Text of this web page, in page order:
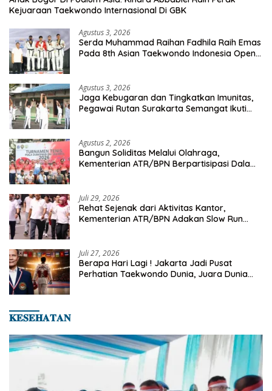
Kejuaraan Taekwondo Internasional Di GBK
Agustus 3, 2026
Serda Muhammad Raihan Fadhila Raih Emas
Pada 8th Asian Taekwondo Indonesia Open
Agustus 3, 2026
Jaga Kebugaran dan Tingkatkan Imunitas,
Pegawai Rutan Surakarta Semangat Ikuti
Agustus 2, 2026
Bangun Soliditas Melalui Olahraga,
Kementerian ATR/BPN Berpartisipasi Dalam
Juli 29, 2026
Rehat Sejenak dari Aktivitas Kantor,
Kementerian ATR/BPN Adakan Slow Run
Juli 27, 2026
Berapa Hari Lagi ! Jakarta Jadi Pusat
Perhatian Taekwondo Dunia, Juara Dunia
𝐊𝐄𝐒𝐄𝐇𝐀𝐓𝐀𝐍